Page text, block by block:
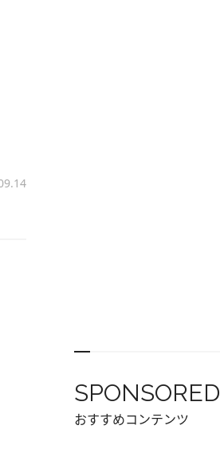
SPONSORED
おすすめコンテンツ